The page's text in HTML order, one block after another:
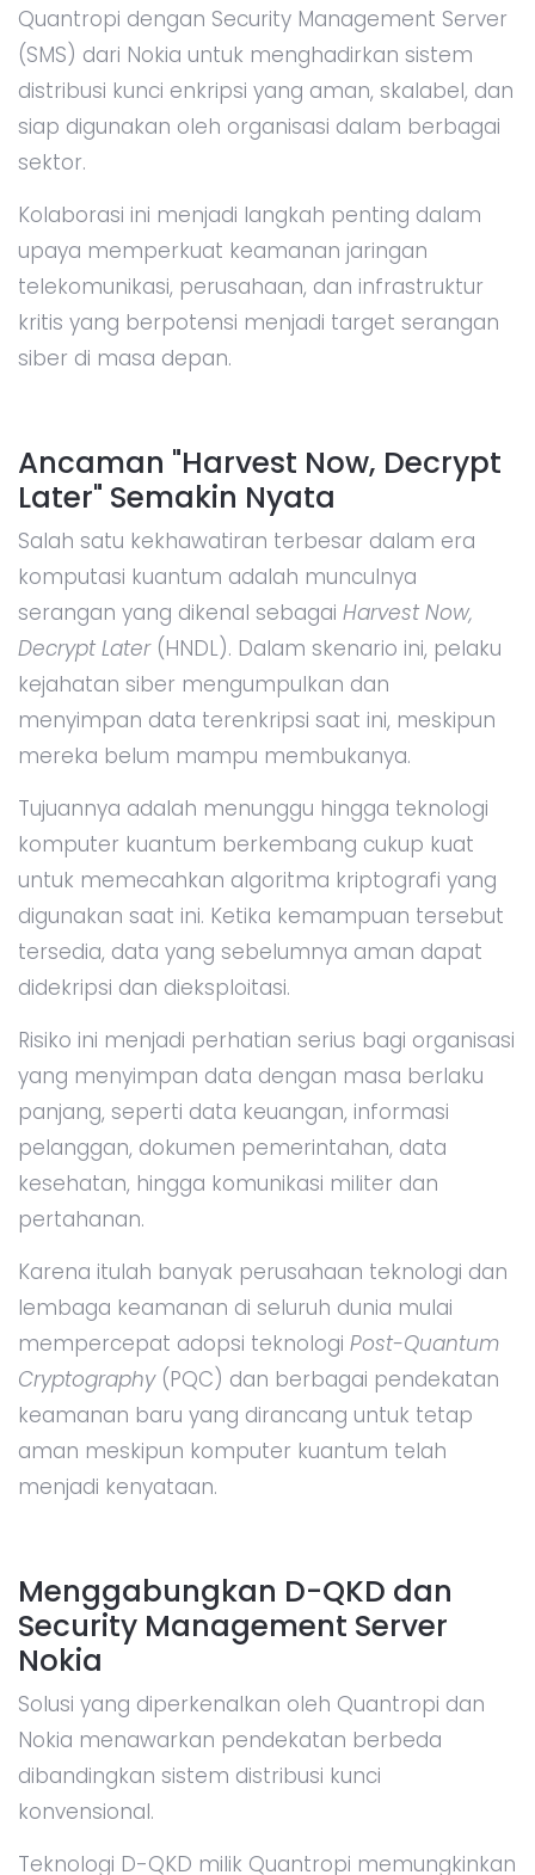
Quantropi dengan Security Management Server
(SMS) dari Nokia untuk menghadirkan sistem
distribusi kunci enkripsi yang aman, skalabel, dan
siap digunakan oleh organisasi dalam berbagai
sektor.
Kolaborasi ini menjadi langkah penting dalam
upaya memperkuat keamanan jaringan
telekomunikasi, perusahaan, dan infrastruktur
kritis yang berpotensi menjadi target serangan
siber di masa depan.
Ancaman "Harvest Now, Decrypt
Later" Semakin Nyata
Salah satu kekhawatiran terbesar dalam era
komputasi kuantum adalah munculnya
serangan yang dikenal sebagai Harvest Now,
Decrypt Later(HNDL). Dalam skenario ini, pelaku
kejahatan siber mengumpulkan dan
menyimpan data terenkripsi saat ini, meskipun
mereka belum mampu membukanya.
Tujuannya adalah menunggu hingga teknologi
komputer kuantum berkembang cukup kuat
untuk memecahkan algoritma kriptografi yang
digunakan saat ini. Ketika kemampuan tersebut
tersedia, data yang sebelumnya aman dapat
didekripsi dan dieksploitasi.
Risiko ini menjadi perhatian serius bagi organisasi
yang menyimpan data dengan masa berlaku
panjang, seperti data keuangan, informasi
pelanggan, dokumen pemerintahan, data
kesehatan, hingga komunikasi militer dan
pertahanan.
Karena itulah banyak perusahaan teknologi dan
lembaga keamanan di seluruh dunia mulai
mempercepat adopsi teknologi Post-Quantum
Cryptography (PQC) dan berbagai pendekatan
keamanan baru yang dirancang untuk tetap
aman meskipun komputer kuantum telah
menjadi kenyataan.
Menggabungkan D-QKD dan
Security Management Server
Nokia
Solusi yang diperkenalkan oleh Quantropi dan
Nokia menawarkan pendekatan berbeda
dibandingkan sistem distribusi kunci
konvensional.
Teknologi D-QKD milik Quantropi memungkinkan